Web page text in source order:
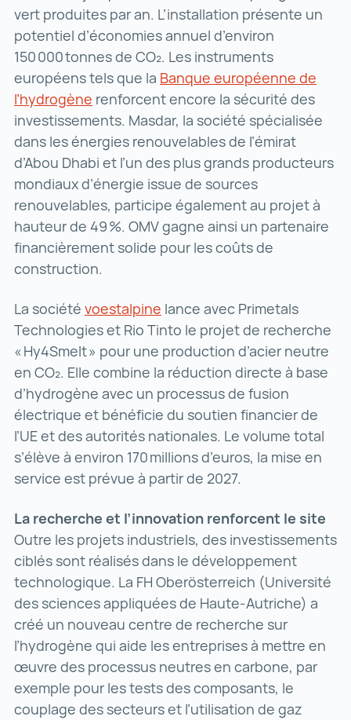
vert produites par an. L’installation présente un
potentiel d’économies annuel d’environ
150 000 tonnes de CO₂. Les instruments
européens tels que la Banque européenne de
l’hydrogène Banque européenne de l’hydrogène ()
renforcent encore la sécurité des
investissements. Masdar, la société spécialisée
dans les énergies renouvelables de l’émirat
d’Abou Dhabi et l’un des plus grands producteurs
mondiaux d’énergie issue de sources
renouvelables, participe également au projet à
hauteur de 49 %. OMV gagne ainsi un partenaire
financièrement solide pour les coûts de
construction.
La société voestalpine voestalpine ()
lance avec Primetals
Technologies et Rio Tinto le projet de recherche
« Hy4Smelt » pour une production d’acier neutre
en CO₂. Elle combine la réduction directe à base
d’hydrogène avec un processus de fusion
électrique et bénéficie du soutien financier de
l’UE et des autorités nationales. Le volume total
s’élève à environ 170 millions d’euros, la mise en
service est prévue à partir de 2027.
La recherche et l’innovation renforcent le site
Outre les projets industriels, des investissements
ciblés sont réalisés dans le développement
technologique. La FH Oberösterreich (Université
des sciences appliquées de Haute-Autriche) a
créé un nouveau centre de recherche sur
l’hydrogène qui aide les entreprises à mettre en
œuvre des processus neutres en carbone, par
exemple pour les tests des composants, le
couplage des secteurs et l’utilisation de gaz